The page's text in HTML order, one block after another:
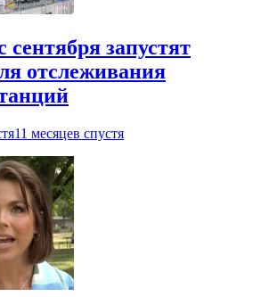
сентября запустят
отслеживания
11 месяцев спустя